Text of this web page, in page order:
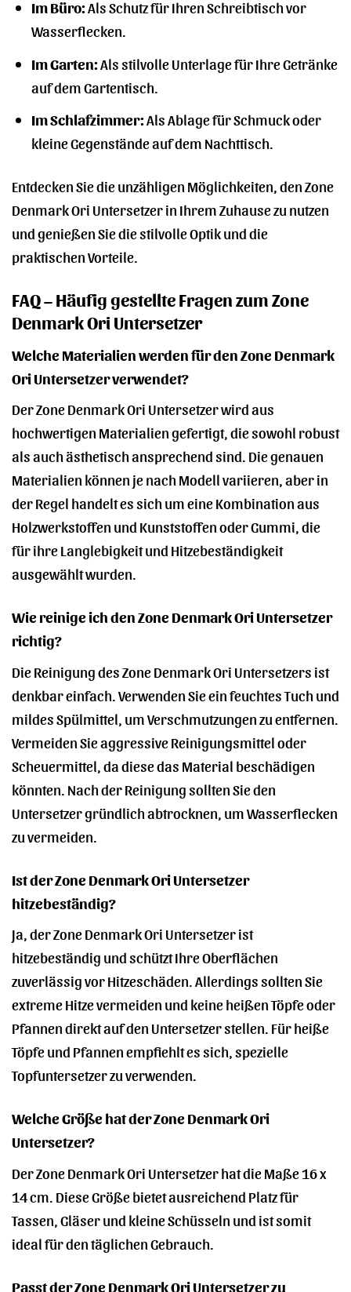
Im Büro:Als Schutz für Ihren Schreibtisch vor
Wasserflecken.
Im Garten:Als stilvolle Unterlage für Ihre Getränke
auf dem Gartentisch.
Im Schlafzimmer:Als Ablage für Schmuck oder
kleine Gegenstände auf dem Nachttisch.
Entdecken Sie die unzähligen Möglichkeiten, den Zone
Denmark Ori Untersetzer in Ihrem Zuhause zu nutzen
und genießen Sie die stilvolle Optik und die
praktischen Vorteile.
FAQ – Häufig gestellte Fragen zum Zone
Denmark Ori Untersetzer
Welche Materialien werden für den Zone Denmark
Ori Untersetzer verwendet?
Der Zone Denmark Ori Untersetzer wird aus
hochwertigen Materialien gefertigt, die sowohl robust
als auch ästhetisch ansprechend sind. Die genauen
Materialien können je nach Modell variieren, aber in
der Regel handelt es sich um eine Kombination aus
Holzwerkstoffen und Kunststoffen oder Gummi, die
für ihre Langlebigkeit und Hitzebeständigkeit
ausgewählt wurden.
Wie reinige ich den Zone Denmark Ori Untersetzer
richtig?
Die Reinigung des Zone Denmark Ori Untersetzers ist
denkbar einfach. Verwenden Sie ein feuchtes Tuch und
mildes Spülmittel, um Verschmutzungen zu entfernen.
Vermeiden Sie aggressive Reinigungsmittel oder
Scheuermittel, da diese das Material beschädigen
könnten. Nach der Reinigung sollten Sie den
Untersetzer gründlich abtrocknen, um Wasserflecken
zu vermeiden.
Ist der Zone Denmark Ori Untersetzer
hitzebeständig?
Ja, der Zone Denmark Ori Untersetzer ist
hitzebeständig und schützt Ihre Oberflächen
zuverlässig vor Hitzeschäden. Allerdings sollten Sie
extreme Hitze vermeiden und keine heißen Töpfe oder
Pfannen direkt auf den Untersetzer stellen. Für heiße
Töpfe und Pfannen empfiehlt es sich, spezielle
Topfuntersetzer zu verwenden.
Welche Größe hat der Zone Denmark Ori
Untersetzer?
Der Zone Denmark Ori Untersetzer hat die Maße 16 x
14 cm. Diese Größe bietet ausreichend Platz für
Tassen, Gläser und kleine Schüsseln und ist somit
ideal für den täglichen Gebrauch.
Passt der Zone Denmark Ori Untersetzer zu